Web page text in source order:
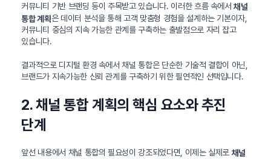
커뮤니티 기반 브랜딩 등이 주목받고 있습니다. 이러한 흐름 속에서채널
통합 계획은 데이터 분석을 통해 고객 맞춤형 경험을 설계하는 기본이자,
커뮤니티 중심의 지속 가능한 관계를 구축하는 출발점으로 자리 잡고
있습니다.
결과적으로 디지털 환경 속에서 채널 통합은 단순한 기술적 결합이 아닌,
브랜드가 지속가능한 신뢰 관계를 구축하기 위한 필연적인 선택입니다.
2. 채널 통합 계획의 핵심 요소와 추진
단계
앞선 내용에서 채널 통합의 필요성이 강조되었다면, 이제는 실제로 채널